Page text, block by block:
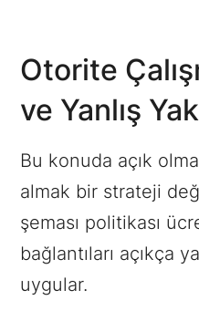
Otorite
ve Yanlış
Bu konuda açık
almak bir strateji
şeması politikası
bağlantıları açıkça
uygular.